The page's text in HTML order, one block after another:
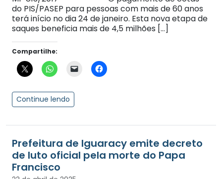
do PIS/PASEP para pessoas com mais de 60 anos
terá início no dia 24 de janeiro. Esta nova etapa de
saques beneficia mais de 4,5 milhões […]
Compartilhe:
Continue lendo
Prefeitura de Iguaracy emite decreto
de luto oficial pela morte do Papa
Francisco